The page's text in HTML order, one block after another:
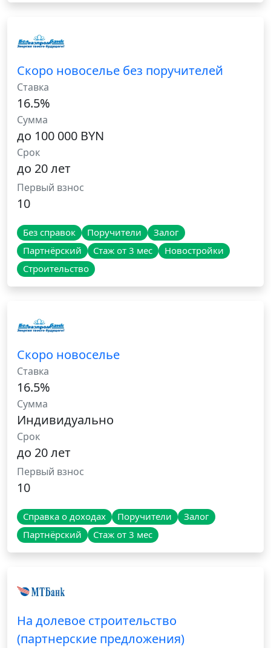
Скоро новоселье без поручителей
Ставка
16.5%
Сумма
до 100 000 BYN
Срок
до 20 лет
Первый взнос
10
Без справок Поручители
Залог
Партнёрский
Стаж от 3 мес
Новостройки
Строительство
Скоро новоселье
Ставка
16.5%
Сумма
Индивидуально
Срок
до 20 лет
Первый взнос
10
Справка о доходах Поручители
Залог
Партнёрский
Стаж от 3 мес
На долевое строительство
(партнерские предложения)